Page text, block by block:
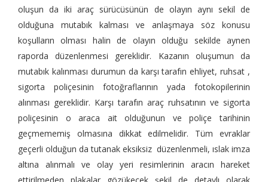
oluşun da iki araç sürücüsünün de olayın aynı sekil de
olduğuna mutabık kalması ve anlaşmaya söz konusu
koşulların olması halin de olayın olduğu sekilde aynen
raporda düzenlenmesi gereklidir. Kazanın oluşumun da
mutabık kalınması durumun da karşı tarafın ehliyet, ruhsat ,
sigorta poliçesinin fotoğraflarının yada fotokopilerinin
alınması gereklidir. Karşı tarafın araç ruhsatının ve sigorta
poliçesinin o araca ait olduğunun ve poliçe tarihinin
geçmememiş olmasına dikkat edilmelidir. Tüm evraklar
geçerli olduğun da tutanak eksiksiz düzenlenmeli, ıslak imza
altına alınmalı ve olay yeri resimlerinin aracın hareket